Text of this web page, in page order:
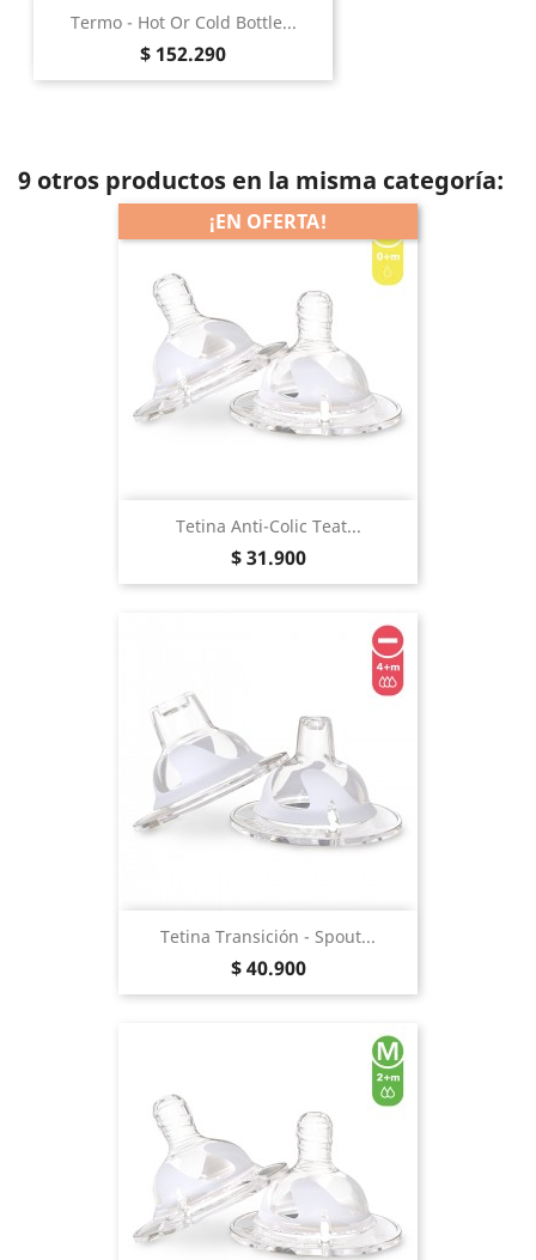
Termo - Hot Or Cold Bottle...
Precio
$ 152.290
9 otros productos en la misma categoría:
Tetina Anti-Colic Teat...
Precio
$ 31.900
¡EN OFERTA!
Tetina Transición - Spout...
Precio
$ 40.900